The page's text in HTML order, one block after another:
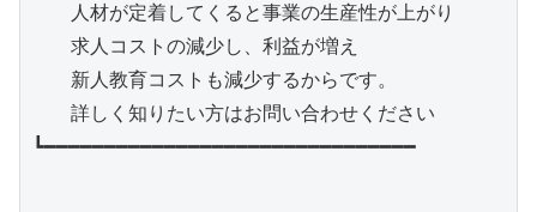
人材が定着してくると事業の生産性が上がり
求人コストの減少し、利益が増え
新人教育コストも減少するからです。
詳しく知りたい方はお問い合わせください
┗━━━━━━━━━━━━━━━━━━━━━━━━━━━━━━━